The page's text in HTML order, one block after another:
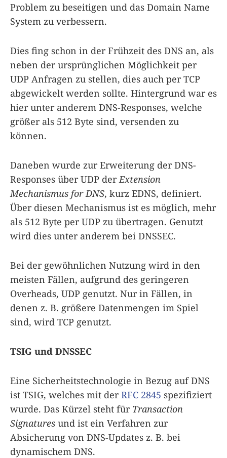
Problem zu beseitigen und das Domain Name
System zu verbessern.
Dies fing schon in der Frühzeit des DNS an, als
neben der ursprünglichen Möglichkeit per
UDP Anfragen zu stellen, dies auch per TCP
abgewickelt werden sollte. Hintergrund war es
hier unter anderem DNS-Responses, welche
größer als 512 Byte sind, versenden zu
können.
Daneben wurde zur Erweiterung der DNS-
Responses über UDP derExtension
Mechanismus for DNS, kurz EDNS, definiert.
Über diesen Mechanismus ist es möglich, mehr
als 512 Byte per UDP zu übertragen. Genutzt
wird dies unter anderem bei DNSSEC.
Bei der gewöhnlichen Nutzung wird in den
meisten Fällen, aufgrund des geringeren
Overheads, UDP genutzt. Nur in Fällen, in
denen z. B. größere Datenmengen im Spiel
sind, wird TCP genutzt.
TSIG und DNSSEC
Eine Sicherheitstechnologie in Bezug auf DNS
ist TSIG, welches mit derRFC 2845 spezifiziert
wurde. Das Kürzel steht für Transaction
Signatures und ist ein Verfahren zur
Absicherung von DNS-Updates z. B. bei
dynamischem DNS.